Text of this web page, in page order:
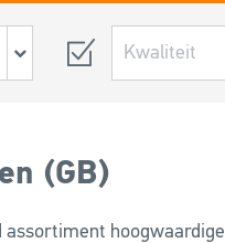
(GB)
assortiment hoogwaardige